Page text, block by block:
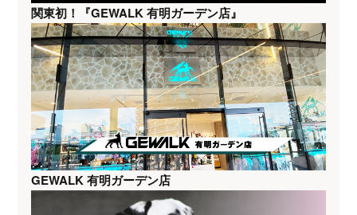
関東初！『GEWALK 有明ガーデン店』
GEWALK 有明ガーデン店